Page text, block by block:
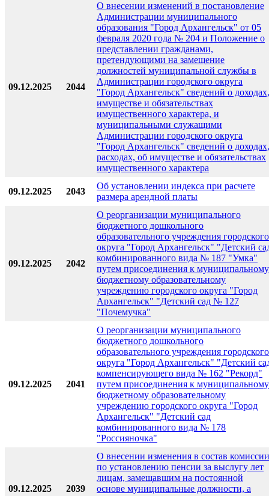
09.12.2025 2044
О внесении изменений в постановление
Администрации муниципального
образования "Город Архангельск" от 05
февраля 2020 года № 204 и Положение о
представлении гражданами,
претендующими на замещение
должностей муниципальной службы в
Администрации городского округа
"Город Архангельск" сведений о доходах,
имуществе и обязательствах
имущественного характера, и
муниципальными служащими
Администрации городского округа
"Город Архангельск" сведений о доходах,
расходах, об имуществе и обязательствах
имущественного характера
09.12.2025 2043
Об установлении индекса при расчете
размера арендной платы
09.12.2025 2042
О реорганизации муниципального
бюджетного дошкольного
образовательного учреждения городского
округа "Город Архангельск" "Детский
комбинированного вида № 187 "Умка"
путем присоединения к муниципальному
бюджетному образовательному
учреждению городского округа "Город
Архангельск" "Детский сад № 127
"Почемучка"
09.12.2025 2041
О реорганизации муниципального
бюджетного дошкольного
образовательного учреждения городского
округа "Город Архангельск" "Детский
компенсирующего вида № 162 "Рекорд"
путем присоединения к муниципальному
бюджетному образовательному
учреждению городского округа "Город
Архангельск" "Детский сад
комбинированного вида № 178
"Россияночка"
09.12.2025 2039
О внесении изменения в состав комиссии
по установлению пенсии за выслугу лет
лицам, замещавшим на постоянной
основе муниципальные должности, а